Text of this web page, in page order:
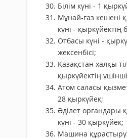
Білім күні - 1
Мұнай-газ кешені
күні - қыркүйектің
Отбасы күні -
жексенбісі;
Қазақстан халқы
қыркүйектің
Атом саласы
28 қыркүйек;
Әділет органдары
күні - 30 қыркүйек;
Машина